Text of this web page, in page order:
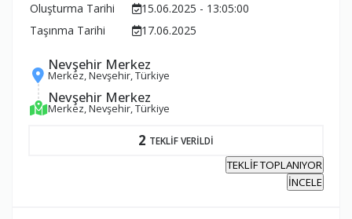
Oluşturma Tarihi
15.06.2025 - 13:05:00
Taşınma Tarihi
17.06.2025
Nevşehir Merkez
Merkez, Nevşehir, Türkiye
Nevşehir Merkez
Merkez, Nevşehir, Türkiye
2 TEKLİF VERİLDİ
TEKLİF TOPLANIYOR
İNCELE